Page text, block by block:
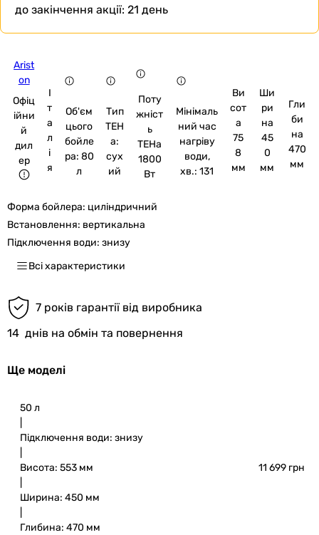
до закінчення акції: 21 день
Arist
on
Офіц
ійни
й
дил
ер
І
т
а
л
і
я
Об'єм
цього
бойле
ра: 80
л
Тип
ТЕН
а:
сух
ий
Поту
жніст
ь
ТЕНа
1800
Вт
Мінімаль
ний час
нагріву
води,
хв.: 131
Ви
сот
а
75
8
мм
Ши
ри
на
45
0
мм
Гли
би
на
470
мм
Форма бойлера: циліндричний
Встановлення: вертикальна
Підключення води: знизу
Всі характеристики
7 років гарантії від виробника
14 днів на обмін та повернення
Ще моделі
50 л
Підключення води: знизу
Висота: 553 мм
Ширина: 450 мм
Глибина: 470 мм
11 699 грн